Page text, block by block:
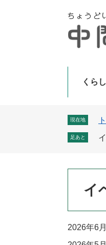
くら
現在地
足あと
イ
2026年6